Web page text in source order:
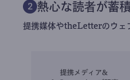
2 熱心な読者が蓄
提携媒体やtheLetterのウェ